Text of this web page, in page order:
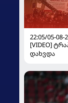
22:05/05-08-
[VIDEO]
დახვდა